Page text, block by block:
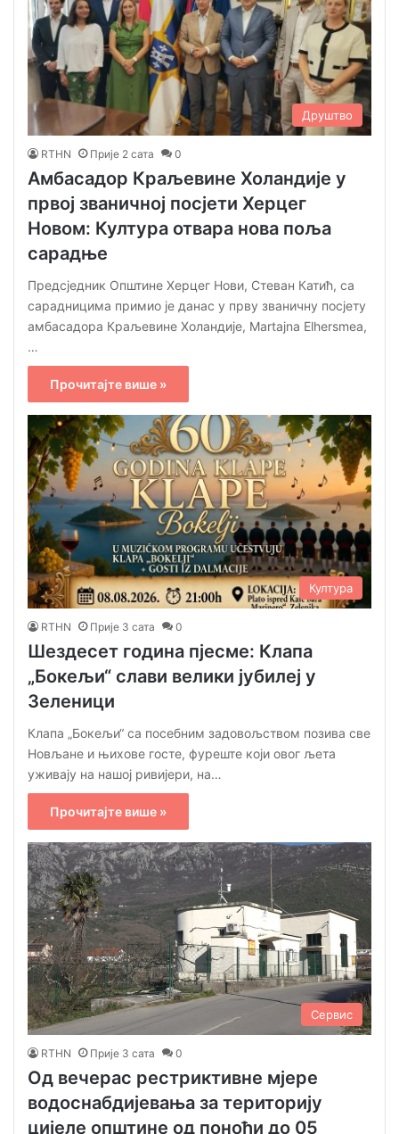
Друштво
RTHN Прије 2 сата 0
Амбасадор Краљевине Холандије у
првој званичној посјети Херцег
Новом: Култура отвара нова поља
сарадње
Предсједник Општине Херцег Нови, Стеван Катић, са
сарадницима примио је данас у прву званичну посјету
амбасадора Краљевине Холандије, Martajna Elhersmea,
…
Прочитајте више »
Култура
RTHN Прије 3 сата 0
Шездесет година пјесме: Клапа
„Бокељи“ слави велики јубилеј у
Зеленици
Клапа „Бокељи“ са посебним задовољством позива све
Новљане и њихове госте, фуреште који овог љета
уживају на нашој ривијери, на…
Прочитајте више »
Сервис
RTHN Прије 3 сата 0
Од вечерас рестриктивне мјере
водоснабдијевања за територију
цијеле општине од поноћи до 05